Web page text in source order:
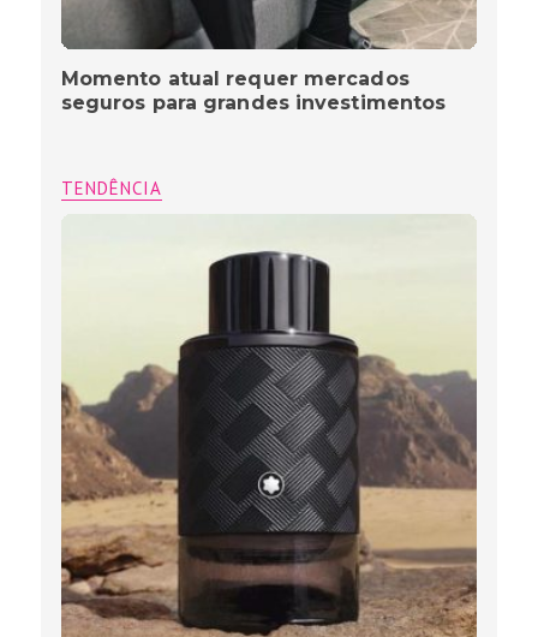
Momento atual requer mercados
seguros para grandes investimentos
TENDÊNCIA